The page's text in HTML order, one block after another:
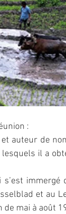
:
et auteur de
il a
immergé
et au
de mai à août